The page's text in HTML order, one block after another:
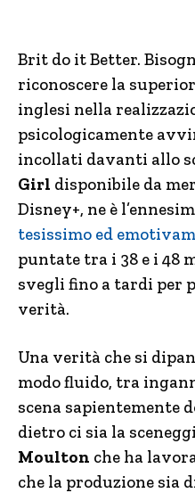
Brit do it Better.
riconoscere la
inglesi nella
psicologicamente
incollati davanti allo
Girl disponibile da
Disney+, ne è
tesissimo ed
puntate tra i 38 e i 48
svegli fino a tardi per
verità.
Una verità che si
modo fluido, tra
scena sapientemente
dietro ci sia la
Moulton che ha
che la produzione sia